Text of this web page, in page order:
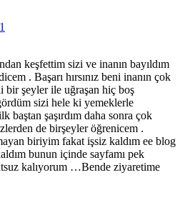
keşfettim sizi ve inanın bayıldım
. Başarı hırsınız beni inanın çok
bir şeyler ile uğraşan hiç boş
sizi hele ki yemeklerle
baştan şaşırdım daha sonra çok
de birşeyler öğrenicem .
biriyim fakat işsiz kaldım ee blog
bunun içinde sayfamı pek
kalıyorum …Bende ziyaretime